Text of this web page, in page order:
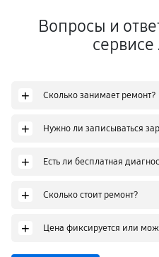
Вопросы и
сервисе
+ Сколько занимает ремонт?
+ Нужно ли записываться
+ Есть ли бесплатная
+ Сколько стоит ремонт?
+ Цена фиксируется или